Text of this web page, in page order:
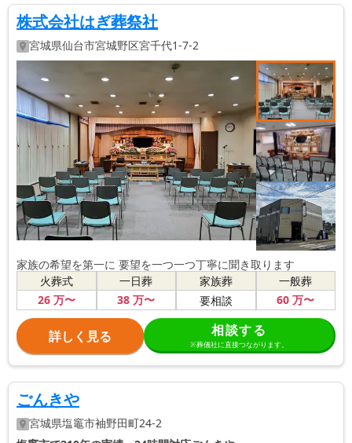
株式会社はぎ葬祭社
宮城県仙台市宮城野区宮千代1-7-2
家族の希望を第一に 要望を一つ一つ丁寧に聞き取ります
火葬式
26万〜
一日葬
38 万〜
家族葬
要相談
一般葬
60 万〜
詳しく見る 相談する
※葬儀社に直接つながります。
ごんきや
宮城県塩竈市袖野田町24-2